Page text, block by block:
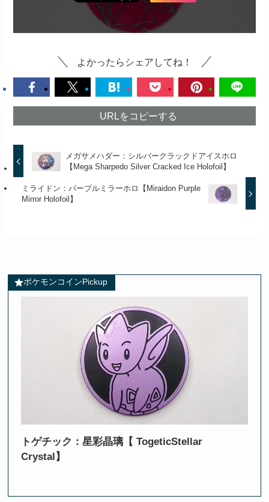
よかったらシェアしてね！
URLをコピーする
メガサメハダー：シルバークラックドアイスホロ
【Mega Sharpedo Silver Cracked Ice Holofoil】
ミライドン：パープルミラーホロ【Miraidon Purple
Mirror Holofoil】
ポケモンコインPickup
トゲチック：星彩晶璃【 TogeticStellar
Crystal】